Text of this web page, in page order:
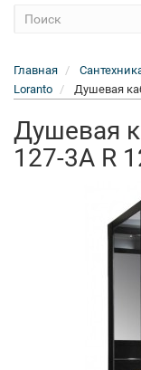
Главная
Loranto
Душевая
Душевая
127-3A R